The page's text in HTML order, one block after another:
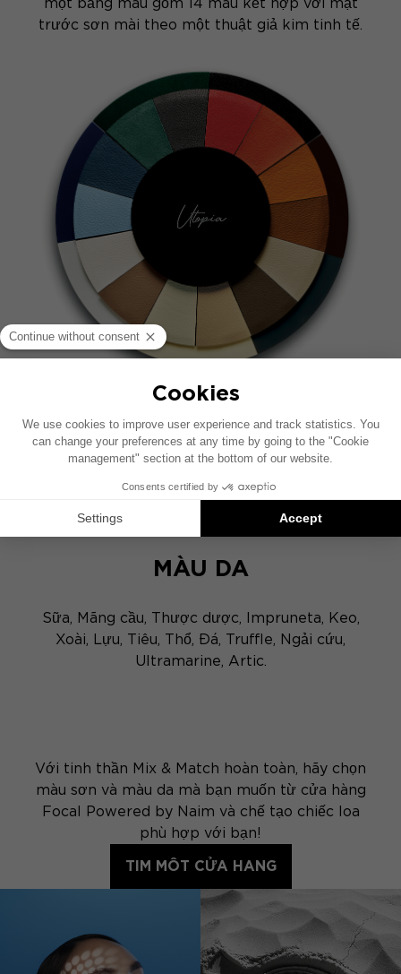
trước sơn mài theo một thuật giả kim tinh tế.
MÀU SƠN MÀU
Màu trắng Carrara, sơn mài đen, xanh kim loại,
xanh British Racing, xám tro, Kem, Màu nâu.
MÀU DA
Sữa, Mãng cầu, Thược dược, Impruneta, Keo,
Xoài, Lựu, Tiêu, Thổ, Đá, Truffle, Ngải cứu,
Ultramarine, Artic.
Với tinh thần Mix & Match hoàn toàn, hãy chọn
màu sơn và màu da mà bạn muốn từ cửa hàng
Focal Powered by Naim và chế tạo chiếc loa
phù hợp với bạn!
TIM MÔT CỬA HANG